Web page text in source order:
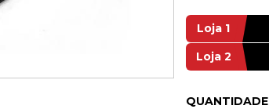
Loja 1
Loja 2
QUANTIDADE